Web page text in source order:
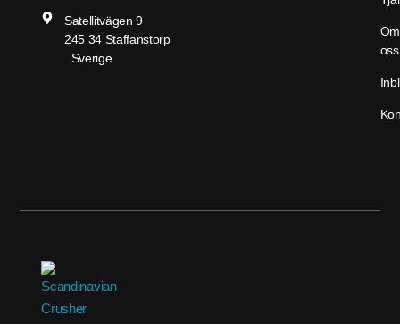
Satellitvägen 9
245 34 Staffanstorp
Sverige
Om
oss